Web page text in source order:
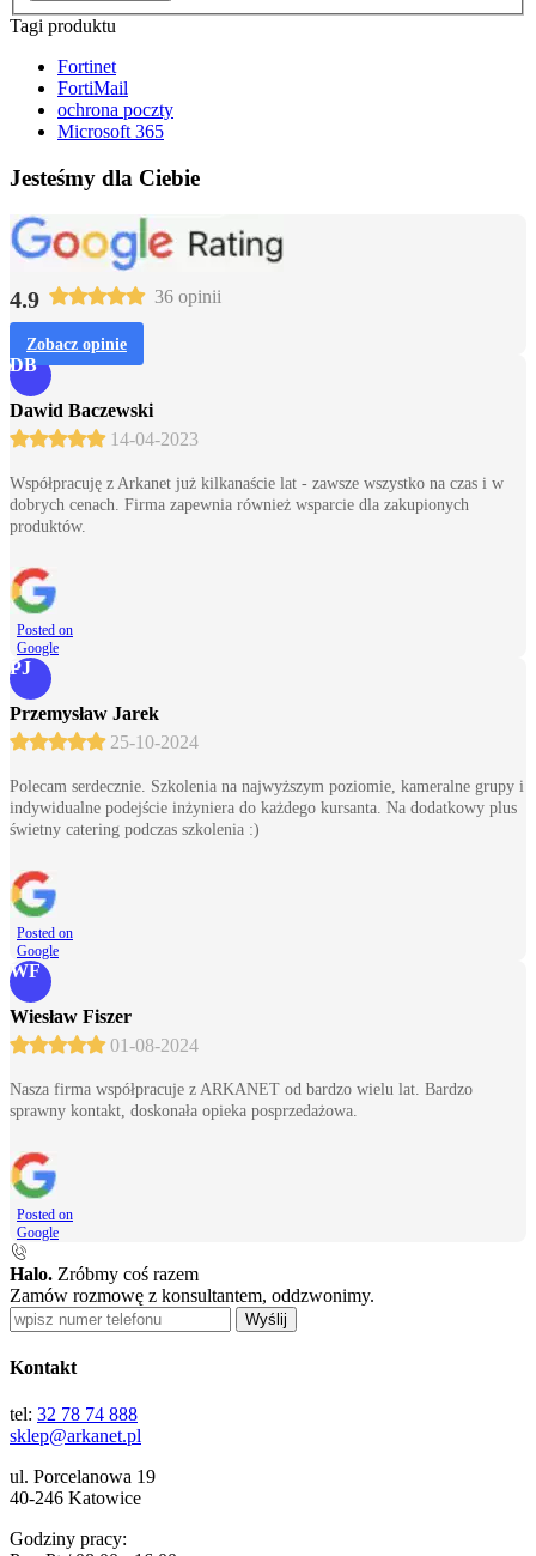
Tagi produktu
Fortinet
FortiMail
ochrona poczty
Microsoft 365
Jesteśmy dla Ciebie
4.9 36 opinii
Zobacz opinie
DB
Dawid Baczewski
14-04-2023
Współpracuję z Arkanet już kilkanaście lat - zawsze wszystko na czas i w
dobrych cenach. Firma zapewnia również wsparcie dla zakupionych
produktów.
Posted on
Google
PJ
Przemysław Jarek
25-10-2024
Polecam serdecznie. Szkolenia na najwyższym poziomie, kameralne grupy i
indywidualne podejście inżyniera do każdego kursanta. Na dodatkowy plus
świetny catering podczas szkolenia :)
Posted on
Google
WF
Wiesław Fiszer
01-08-2024
Nasza firma współpracuje z ARKANET od bardzo wielu lat. Bardzo
sprawny kontakt, doskonała opieka posprzedażowa.
Posted on
Google
Halo. Zróbmy coś razem
Zamów rozmowę z konsultantem, oddzwonimy.
Wyślij
Kontakt
tel: 32 78 74 888
sklep@arkanet.pl
ul. Porcelanowa 19
40-246 Katowice
Godziny pracy: